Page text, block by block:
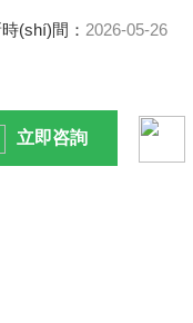
(shí)間： 2026-05-26
立即咨詢